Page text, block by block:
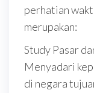
perhatian
merupakan:
Study Pasar
Menyadari
di negara